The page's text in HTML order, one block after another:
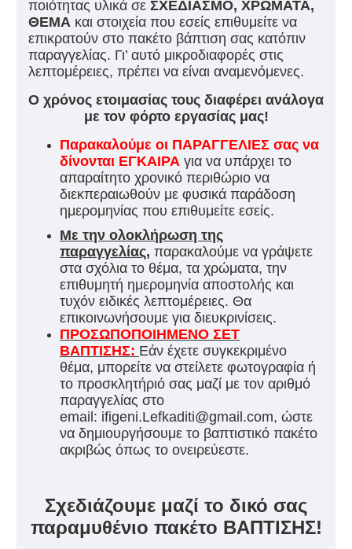
ποιότητας υλικά σε ΣΧΕΔΙΑΣΜΟ, ΧΡΩΜΑΤΑ,
ΘΕΜΑ και στοιχεία που εσείς επιθυμείτε να
επικρατούν στο πακέτο βάπτιση σας κατόπιν
παραγγελίας. Γι’ αυτό μικροδιαφορές στις
λεπτομέρειες, πρέπει να είναι αναμενόμενες.
Ο χρόνος ετοιμασίας τους διαφέρει ανάλογα
με τον φόρτο εργασίας μας!
Παρακαλούμε οι ΠΑΡΑΓΓΕΛΙΕΣ σας να
δίνονται ΕΓΚΑΙΡΑ για να υπάρχει το
απαραίτητο χρονικό περιθώριο να
διεκπεραιωθούν με φυσικά παράδοση
ημερομηνίας που επιθυμείτε εσείς.
Με την ολοκλήρωση της
παραγγελίας, παρακαλούμε να γράψετε
στα σχόλια το θέμα, τα χρώματα, την
επιθυμητή ημερομηνία αποστολής και
τυχόν ειδικές λεπτομέρειες. Θα
επικοινωνήσουμε για διευκρινίσεις.
ΠΡΟΣΩΠΟΠΟΙΗΜΕΝΟ ΣΕΤ
ΒΑΠΤΙΣΗΣ: Εάν έχετε συγκεκριμένο
θέμα, μπορείτε να στείλετε φωτογραφία ή
το προσκλητήριό σας μαζί με τον αριθμό
παραγγελίας στο
email: ifigeni.Lefkaditi@gmail.com, ώστε
να δημιουργήσουμε το βαπτιστικό πακέτο
ακριβώς όπως το ονειρεύεστε.
Σχεδιάζουμε μαζί το δικό σας
παραμυθένιο πακέτο ΒΑΠΤΙΣΗΣ!